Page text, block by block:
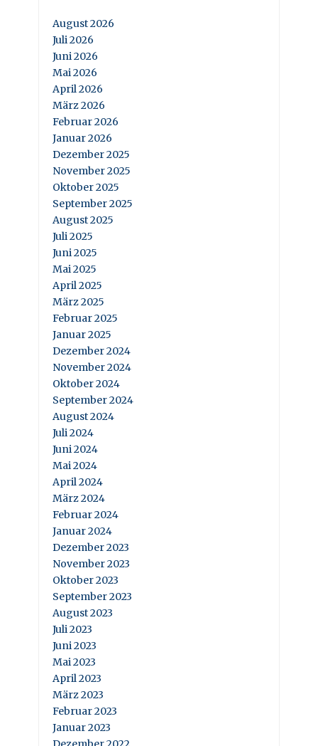
August 2026
Juli 2026
Juni 2026
Mai 2026
April 2026
März 2026
Februar 2026
Januar 2026
Dezember 2025
November 2025
Oktober 2025
September 2025
August 2025
Juli 2025
Juni 2025
Mai 2025
April 2025
März 2025
Februar 2025
Januar 2025
Dezember 2024
November 2024
Oktober 2024
September 2024
August 2024
Juli 2024
Juni 2024
Mai 2024
April 2024
März 2024
Februar 2024
Januar 2024
Dezember 2023
November 2023
Oktober 2023
September 2023
August 2023
Juli 2023
Juni 2023
Mai 2023
April 2023
März 2023
Februar 2023
Januar 2023